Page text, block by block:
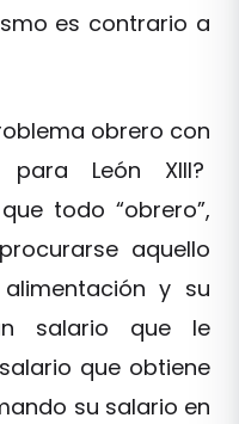
es contrario a
obrero con
León XIII?
todo “obrero”,
aquello
y su
salario que le
que obtiene
su salario en